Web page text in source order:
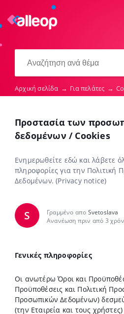
Αρχική σελίδα → Για πελάτες →
Προστασία των
δεδομένων / Cookies
Ενημερωθείτε εδώ και λάβετε
πληροφορίες για την Πολιτική
Δεδομένων. (Privacy notice)
S Γραμμένο απο Svetoslava
Ανανέωση πριν από 3
Γενικές πληροφορίες
Οι ανωτέρω Όροι και
Προϋποθέσεις και Πολιτική
Προσωπικών Δεδομένων)
(την Εταιρεία και τους